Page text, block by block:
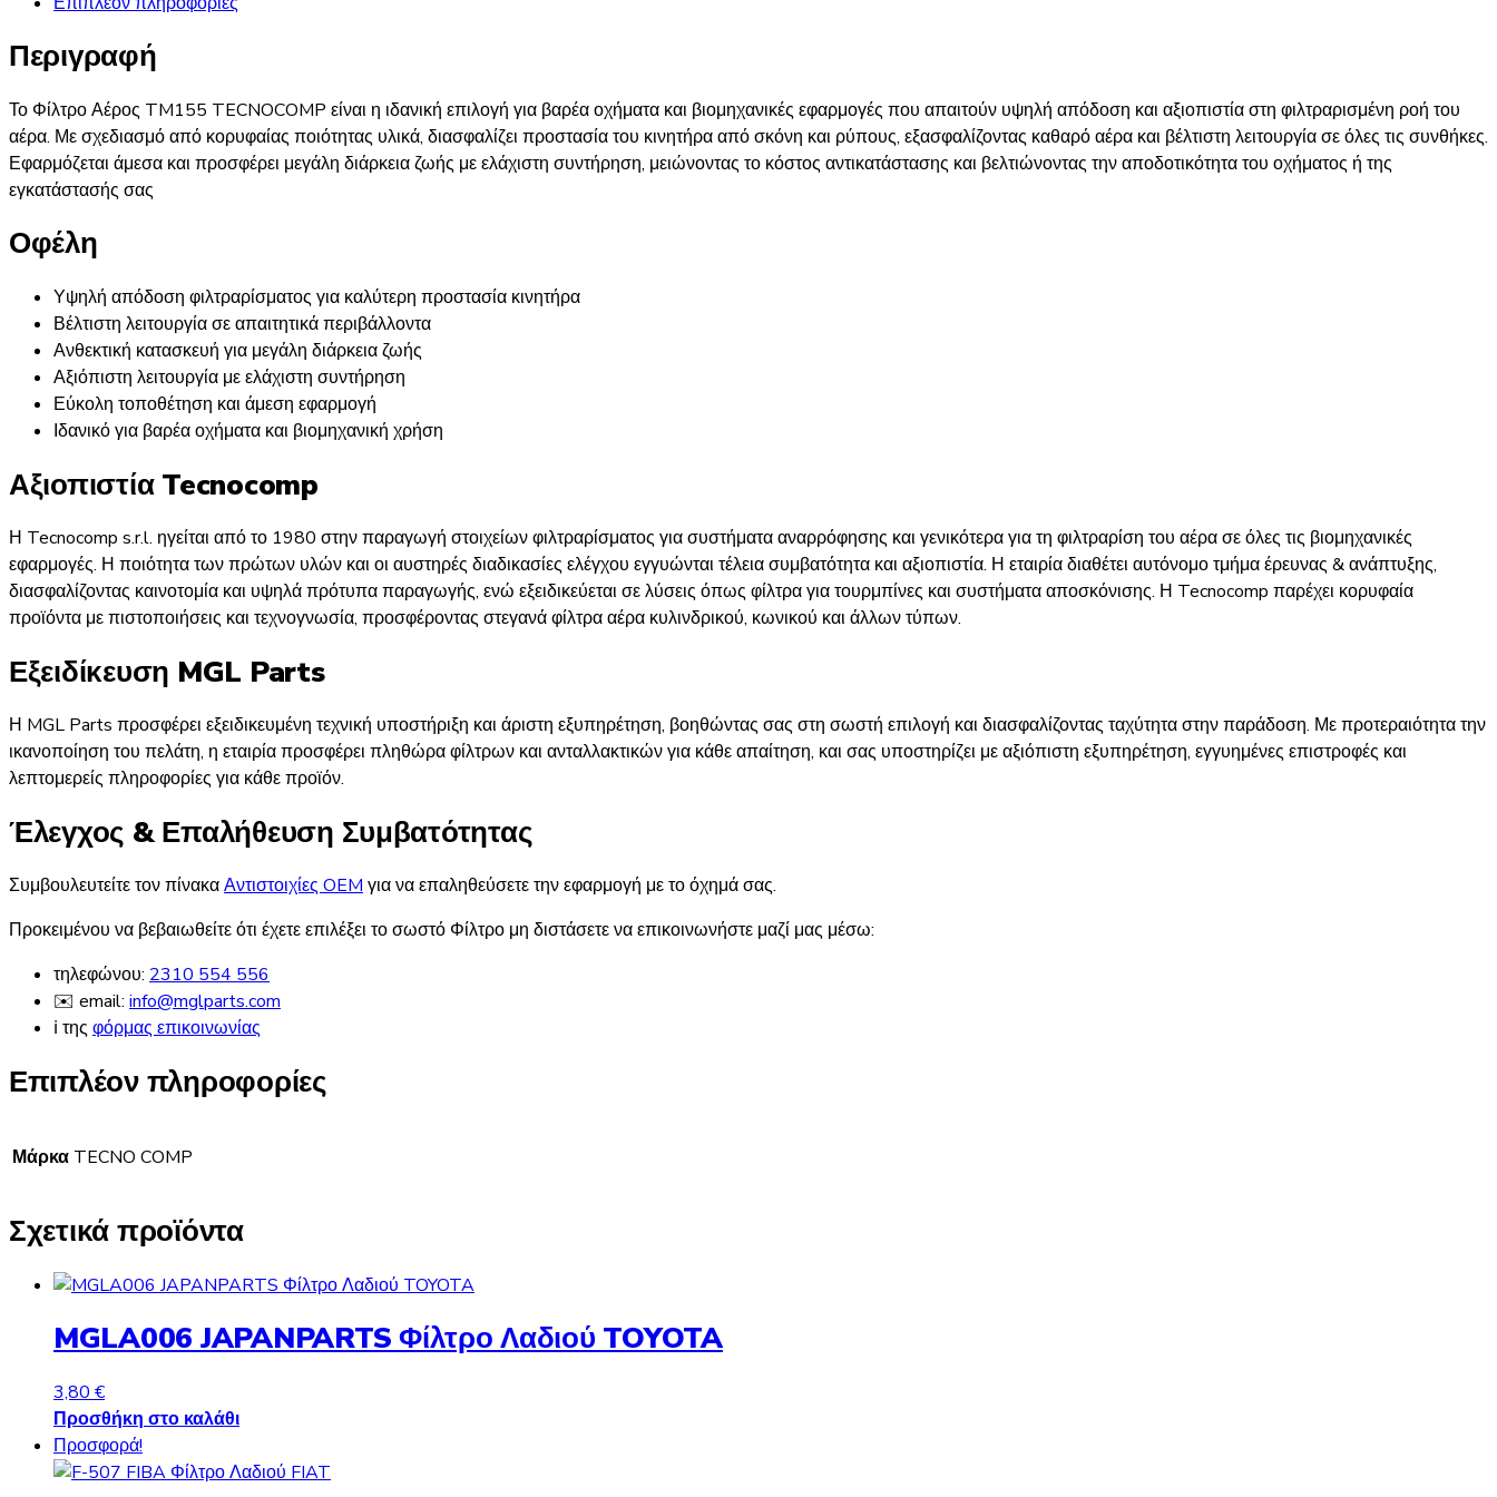
Περιγραφή
Το Φίλτρο Αέρος TM155 TECNOCOMP είναι η ιδανική επιλογή για βαρέα οχήματα και βιομηχανικές εφαρμογές που απαιτούν υψηλή απόδοση και αξιοπιστία στη φιλτραρισμένη ροή του
αέρα. Με σχεδιασμό από κορυφαίας ποιότητας υλικά, διασφαλίζει προστασία του κινητήρα από σκόνη και ρύπους, εξασφαλίζοντας καθαρό αέρα και βέλτιστη λειτουργία σε όλες τις συνθήκες.
Εφαρμόζεται άμεσα και προσφέρει μεγάλη διάρκεια ζωής με ελάχιστη συντήρηση, μειώνοντας το κόστος αντικατάστασης και βελτιώνοντας την αποδοτικότητα του οχήματος ή της
εγκατάστασής σας​
Οφέλη
Υψηλή απόδοση φιλτραρίσματος για καλύτερη προστασία κινητήρα
Βέλτιστη λειτουργία σε απαιτητικά περιβάλλοντα
Ανθεκτική κατασκευή για μεγάλη διάρκεια ζωής
Αξιόπιστη λειτουργία με ελάχιστη συντήρηση
Εύκολη τοποθέτηση και άμεση εφαρμογή
Ιδανικό για βαρέα οχήματα και βιομηχανική χρήση
Αξιοπιστία Tecnocomp
Η Tecnocomp s.r.l. ηγείται από το 1980 στην παραγωγή στοιχείων φιλτραρίσματος για συστήματα αναρρόφησης και γενικότερα για τη φιλτραρίση του αέρα σε όλες τις βιομηχανικές
εφαρμογές. Η ποιότητα των πρώτων υλών και οι αυστηρές διαδικασίες ελέγχου εγγυώνται τέλεια συμβατότητα και αξιοπιστία. Η εταιρία διαθέτει αυτόνομο τμήμα έρευνας & ανάπτυξης,
διασφαλίζοντας καινοτομία και υψηλά πρότυπα παραγωγής, ενώ εξειδικεύεται σε λύσεις όπως φίλτρα για τουρμπίνες και συστήματα αποσκόνισης. Η Tecnocomp παρέχει κορυφαία
προϊόντα με πιστοποιήσεις και τεχνογνωσία, προσφέροντας στεγανά φίλτρα αέρα κυλινδρικού, κωνικού και άλλων τύπων.​
Εξειδίκευση MGL Parts
Η MGL Parts προσφέρει εξειδικευμένη τεχνική υποστήριξη και άριστη εξυπηρέτηση, βοηθώντας σας στη σωστή επιλογή και διασφαλίζοντας ταχύτητα στην παράδοση. Με προτεραιότητα την
ικανοποίηση του πελάτη, η εταιρία προσφέρει πληθώρα φίλτρων και ανταλλακτικών για κάθε απαίτηση, και σας υποστηρίζει με αξιόπιστη εξυπηρέτηση, εγγυημένες επιστροφές και
λεπτομερείς πληροφορίες για κάθε προϊόν.
Έλεγχος & Επαλήθευση Συμβατότητας
Συμβουλευτείτε τον πίνακαΑντιστοιχίες OEMγια να επαληθεύσετε την εφαρμογή με το όχημά σας.
Προκειμένου να βεβαιωθείτε ότι έχετε επιλέξει το σωστό Φίλτρο μη διστάσετε να επικοινωνήστε μαζί μας μέσω:
τηλεφώνου: 2310 554 556
✉️ email: info@mglparts.com
ℹ️ τηςφόρμας επικοινωνίας
Επιπλέον πληροφορίες
Μάρκα TECNO COMP
Σχετικά προϊόντα
MGLA006 JAPANPARTS Φίλτρο Λαδιού TOYOTA
3,80 €
Προσθήκη στο καλάθι
Προσφορά!